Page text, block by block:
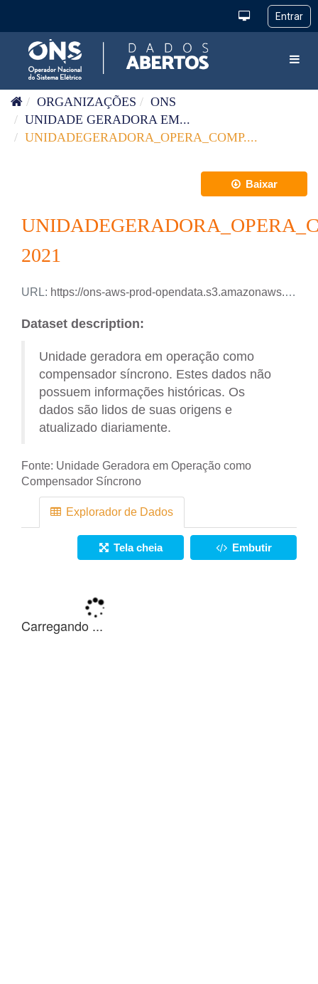
ORGANIZAÇÕES
ONS
UNIDADE GERADORA EM...
UNIDADEGERADORA_OPERA_COMP....
Baixar
2021
URL: https://ons-aws-prod-opendata.s3.amazonaws.com/dataset/uge_opera_csi/UGE_OPERA_CSI_2021.xlsx
Dataset description:
Unidade geradora em operação como
compensador síncrono. Estes dados não
possuem informações históricas. Os
dados são lidos de suas origens e
atualizado diariamente.
Fonte: Unidade Geradora em Operação como
Compensador Síncrono
Explorador de Dados
Tela cheia Embutir